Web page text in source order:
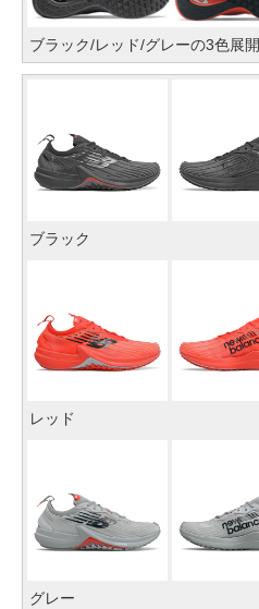
ブラック/レッド/グレーの3色展開
ブラック
レッド
グレー